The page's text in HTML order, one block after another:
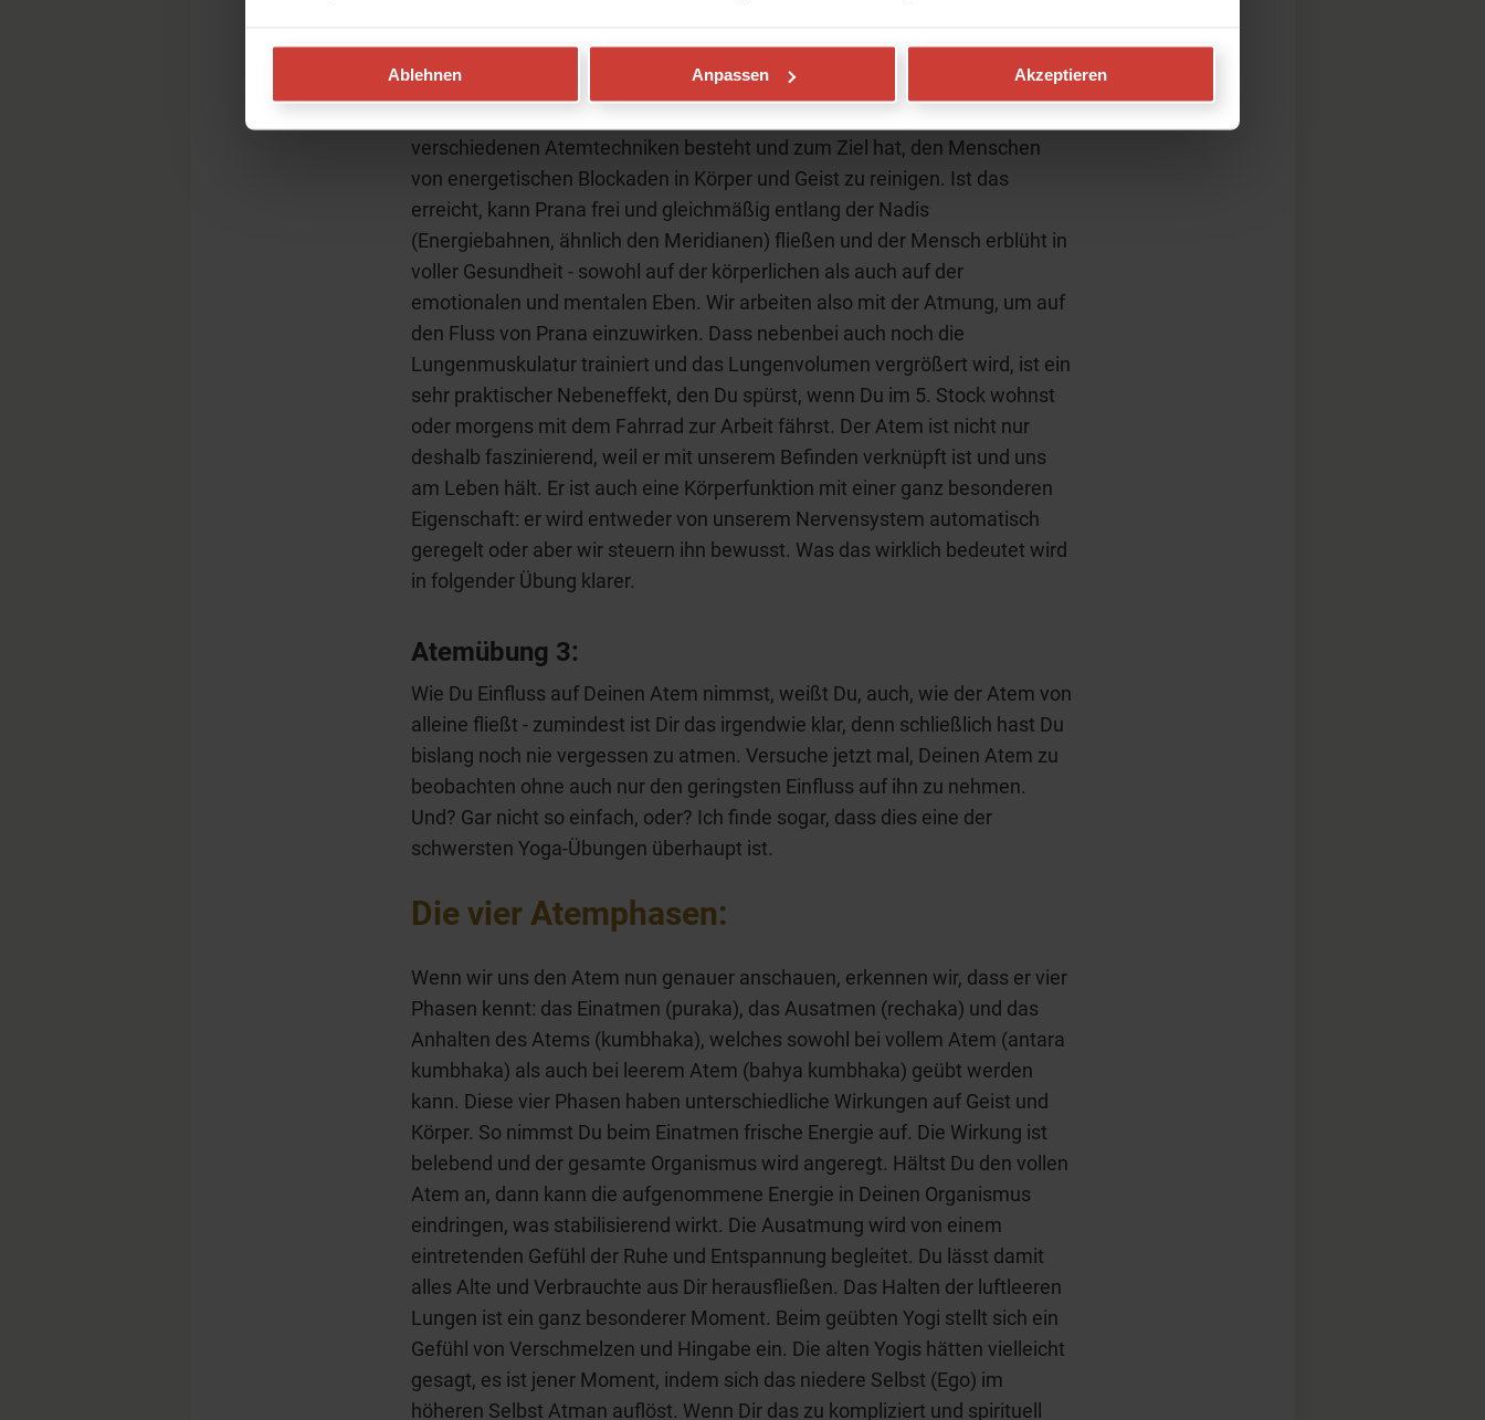
Ablehnen Anpassen Akzeptieren
nicht ganz. Ja, der Atem wird kontrolliert und gelenkt, aber der Atem ist hier
letztlich nur Mittel zum Zweck. Yama bedeutet in etwa ausdehnen,
verschiedenen Atemtechniken besteht und zum Ziel hat, den Menschen
von energetischen Blockaden in Körper und Geist zu reinigen. Ist das
erreicht, kann Prana frei und gleichmäßig entlang der Nadis
(Energiebahnen, ähnlich den Meridianen) fließen und der Mensch erblüht in
voller Gesundheit - sowohl auf der körperlichen als auch auf der
emotionalen und mentalen Eben. Wir arbeiten also mit der Atmung, um auf
den Fluss von Prana einzuwirken. Dass nebenbei auch noch die
Lungenmuskulatur trainiert und das Lungenvolumen vergrößert wird, ist ein
sehr praktischer Nebeneffekt, den Du spürst, wenn Du im 5. Stock wohnst
oder morgens mit dem Fahrrad zur Arbeit fährst. Der Atem ist nicht nur
deshalb faszinierend, weil er mit unserem Befinden verknüpft ist und uns
am Leben hält. Er ist auch eine Körperfunktion mit einer ganz besonderen
Eigenschaft: er wird entweder von unserem Nervensystem automatisch
geregelt oder aber wir steuern ihn bewusst. Was das wirklich bedeutet wird
in folgender Übung klarer.
Atemübung 3:
Wie Du Einfluss auf Deinen Atem nimmst, weißt Du, auch, wie der Atem von
alleine fließt - zumindest ist Dir das irgendwie klar, denn schließlich hast Du
bislang noch nie vergessen zu atmen. Versuche jetzt mal, Deinen Atem zu
beobachten ohne auch nur den geringsten Einfluss auf ihn zu nehmen.
Und? Gar nicht so einfach, oder? Ich finde sogar, dass dies eine der
schwersten Yoga-Übungen überhaupt ist.
Die vier Atemphasen:
Wenn wir uns den Atem nun genauer anschauen, erkennen wir, dass er vier
Phasen kennt: das Einatmen (puraka), das Ausatmen (rechaka) und das
Anhalten des Atems (kumbhaka), welches sowohl bei vollem Atem (antara
kumbhaka) als auch bei leerem Atem (bahya kumbhaka) geübt werden
kann. Diese vier Phasen haben unterschiedliche Wirkungen auf Geist und
Körper. So nimmst Du beim Einatmen frische Energie auf. Die Wirkung ist
belebend und der gesamte Organismus wird angeregt. Hältst Du den vollen
Atem an, dann kann die aufgenommene Energie in Deinen Organismus
eindringen, was stabilisierend wirkt. Die Ausatmung wird von einem
eintretenden Gefühl der Ruhe und Entspannung begleitet. Du lässt damit
alles Alte und Verbrauchte aus Dir herausfließen. Das Halten der luftleeren
Lungen ist ein ganz besonderer Moment. Beim geübten Yogi stellt sich ein
Gefühl von Verschmelzen und Hingabe ein. Die alten Yogis hätten vielleicht
gesagt, es ist jener Moment, indem sich das niedere Selbst (Ego) im
höheren Selbst Atman auflöst. Wenn Dir das zu kompliziert und spirituell